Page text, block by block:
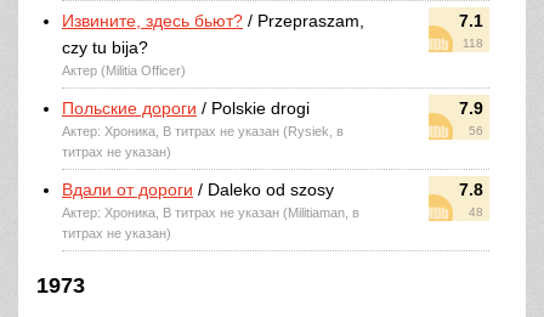
7.1
118
Извините, здесь бьют? / Przepraszam,
czy tu bija?
Актер (Militia Officer)
7.9
56
Польские дороги / Polskie drogi
Актер: Хроника, В титрах не указан (Rysiek, в
титрах не указан)
7.8
48
Вдали от дороги / Daleko od szosy
Актер: Хроника, В титрах не указан (Militiaman, в
титрах не указан)
1973